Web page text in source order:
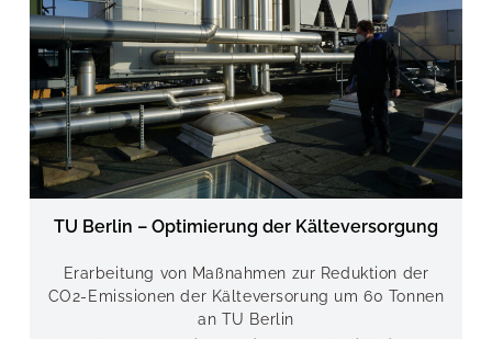
TU Berlin – Optimierung der Kälteversorgung
Erarbeitung von Maßnahmen zur Reduktion der
CO2-Emissionen der Kälteversorung um 60 Tonnen
an TU Berlin